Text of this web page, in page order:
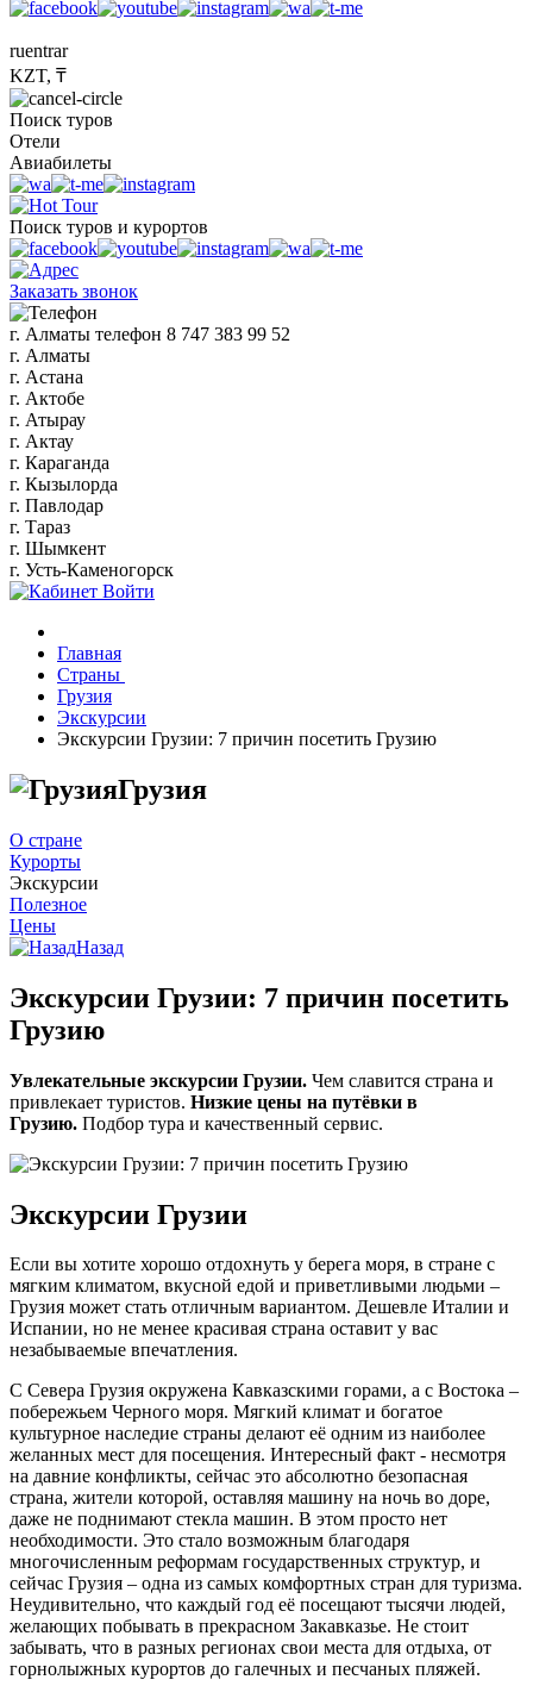
ruentrar
KZT, ₸
Поиск туров
Отели
Авиабилеты
Поиск туров и курортов
Заказать звонок
г. Алматы телефон 8 747 383 99 52
г. Алматы
г. Астана
г. Актобе
г. Атырау
г. Актау
г. Караганда
г. Кызылорда
г. Павлодар
г. Тараз
г. Шымкент
г. Усть-Каменогорск
Войти
Главная
Страны
Грузия
Экскурсии
Экскурсии Грузии: 7 причин посетить Грузию
Грузия
О стране
Курорты
Экскурсии
Полезное
Цены
Назад
Экскурсии Грузии: 7 причин посетить
Грузию
Увлекательные экскурсии Грузии. Чем славится страна и
привлекает туристов. Низкие цены на путёвки в
Грузию. Подбор тура и качественный сервис.
Экскурсии Грузии
Если вы хотите хорошо отдохнуть у берега моря, в стране с
мягким климатом, вкусной едой и приветливыми людьми –
Грузия может стать отличным вариантом. Дешевле Италии и
Испании, но не менее красивая страна оставит у вас
незабываемые впечатления.
С Севера Грузия окружена Кавказскими горами, а с Востока –
побережьем Черного моря. Мягкий климат и богатое
культурное наследие страны делают её одним из наиболее
желанных мест для посещения. Интересный факт - несмотря
на давние конфликты, сейчас это абсолютно безопасная
страна, жители которой, оставляя машину на ночь во доре,
даже не поднимают стекла машин. В этом просто нет
необходимости. Это стало возможным благодаря
многочисленным реформам государственных структур, и
сейчас Грузия – одна из самых комфортных стран для туризма.
Неудивительно, что каждый год её посещают тысячи людей,
желающих побывать в прекрасном Закавказье. Не стоит
забывать, что в разных регионах свои места для отдыха, от
горнолыжных курортов до галечных и песчаных пляжей.